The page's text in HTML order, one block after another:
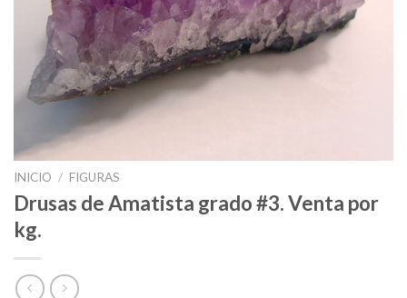
INICIO / FIGURAS
Drusas de Amatista grado #3. Venta por
kg.